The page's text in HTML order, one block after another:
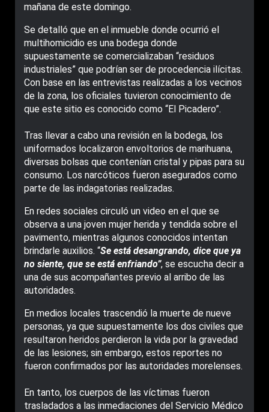
mañana de este domingo.
Se detalló que en el inmueble donde ocurrió el
multihomicidio es una bodega donde
supuestamente se comercializaban “residuos
industriales” que podrían ser de procedencia ilícitas.
Con base en las entrevistas realizadas a los vecinos
de la zona, los oficiales tuvieron conocimiento de
que este sitio es conocido como “El Picadero”.
Tras llevar a cabo una revisión en la bodega, los
uniformados localizaron envoltorios de marihuana,
diversas bolsas que contenían cristal y pipas para su
consumo. Los narcóticos fueron asegurados como
parte de las indagatorias realizadas.
En redes sociales circuló un video en el que se
observa a una joven mujer herida y tendida sobre el
pavimento, mientras algunos conocidos intentan
brindarle auxilios. “Se está desangrando, dice que ya
no siente, que se está enfriando”, se escucha decir a
una de sus acompañantes previo al arribo de las
autoridades.
En medios locales trascendió la muerte de nueve
personas, ya que supuestamente los dos civiles que
resultaron heridos perdieron la vida por la gravedad
de las lesiones; sin embargo, estos reportes no
fueron confirmados por las autoridades morelenses.
En tanto, los cuerpos de las víctimas fueron
trasladados a las inmediaciones del Servicio Médico